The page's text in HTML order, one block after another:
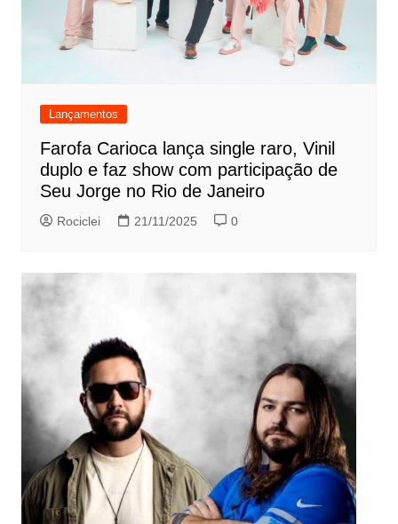
Lançamentos
Farofa Carioca lança single raro, Vinil
duplo e faz show com participação de
Seu Jorge no Rio de Janeiro
Rociclei 21/11/2025 0